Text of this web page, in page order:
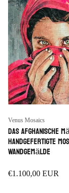
Anbieter:
Venus Mosaics
Das afghanische
handgefertigte
Wandgemälde
Regulärer
€1.100,00 EUR